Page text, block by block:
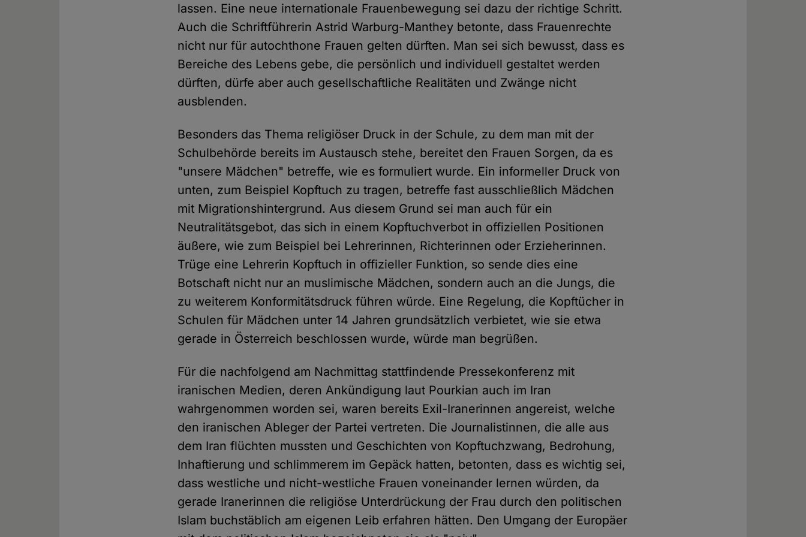
lassen. Eine neue internationale Frauenbewegung sei dazu der richtige Schritt.
Auch die Schriftführerin Astrid Warburg-Manthey betonte, dass Frauenrechte
nicht nur für autochthone Frauen gelten dürften. Man sei sich bewusst, dass es
Bereiche des Lebens gebe, die persönlich und individuell gestaltet werden
dürften, dürfe aber auch gesellschaftliche Realitäten und Zwänge nicht
ausblenden.
Besonders das Thema religiöser Druck in der Schule, zu dem man mit der
Schulbehörde bereits im Austausch stehe, bereitet den Frauen Sorgen, da es
"unsere Mädchen" betreffe, wie es formuliert wurde. Ein informeller Druck von
unten, zum Beispiel Kopftuch zu tragen, betreffe fast ausschließlich Mädchen
mit Migrationshintergrund. Aus diesem Grund sei man auch für ein
Neutralitätsgebot, das sich in einem Kopftuchverbot in offiziellen Positionen
äußere, wie zum Beispiel bei Lehrerinnen, Richterinnen oder Erzieherinnen.
Trüge eine Lehrerin Kopftuch in offizieller Funktion, so sende dies eine
Botschaft nicht nur an muslimische Mädchen, sondern auch an die Jungs, die
zu weiterem Konformitätsdruck führen würde. Eine Regelung, die Kopftücher in
Schulen für Mädchen unter 14 Jahren grundsätzlich verbietet, wie sie etwa
gerade in Österreich beschlossen wurde, würde man begrüßen.
Für die nachfolgend am Nachmittag stattfindende Pressekonferenz mit
iranischen Medien, deren Ankündigung laut Pourkian auch im Iran
wahrgenommen worden sei, waren bereits Exil-Iranerinnen angereist, welche
den iranischen Ableger der Partei vertreten. Die Journalistinnen, die alle aus
dem Iran flüchten mussten und Geschichten von Kopftuchzwang, Bedrohung,
Inhaftierung und schlimmerem im Gepäck hatten, betonten, dass es wichtig sei,
dass westliche und nicht-westliche Frauen voneinander lernen würden, da
gerade Iranerinnen die religiöse Unterdrückung der Frau durch den politischen
Islam buchstäblich am eigenen Leib erfahren hätten. Den Umgang der Europäer